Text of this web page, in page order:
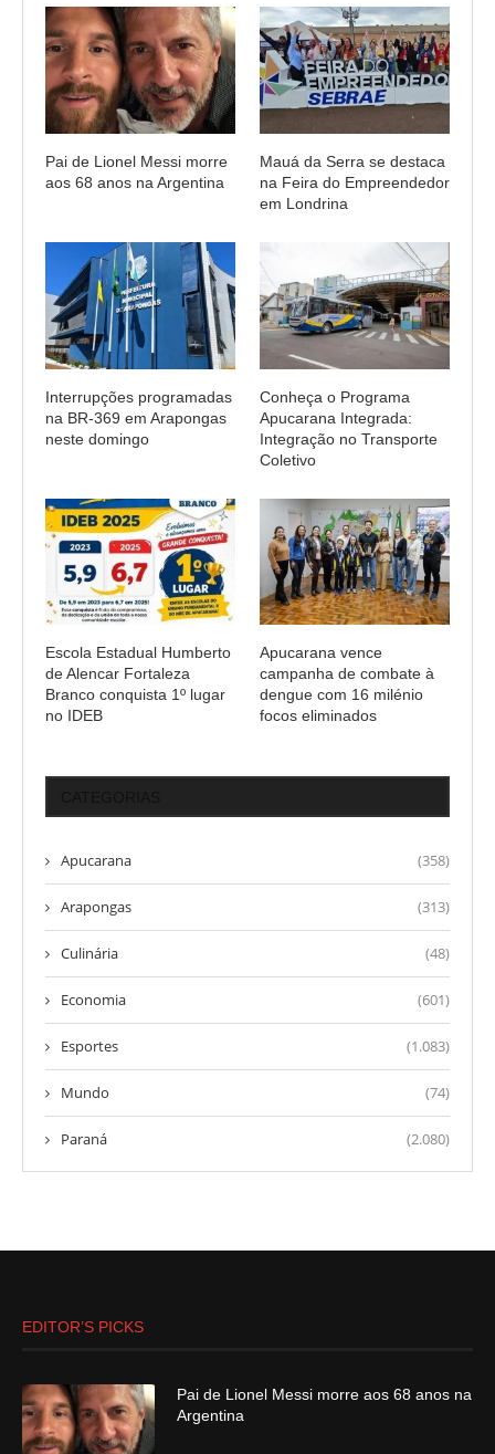
Pai de Lionel Messi morre
aos 68 anos na Argentina
Mauá da Serra se destaca
na Feira do Empreendedor
em Londrina
Interrupções programadas
na BR-369 em Arapongas
neste domingo
Conheça o Programa
Apucarana Integrada:
Integração no Transporte
Coletivo
Escola Estadual Humberto
de Alencar Fortaleza
Branco conquista 1º lugar
no IDEB
Apucarana vence
campanha de combate à
dengue com 16 milénio
focos eliminados
Apucarana (358)
Arapongas (313)
Culinária (48)
Economia (601)
Esportes (1.083)
Mundo (74)
Paraná (2.080)
EDITOR’S PICKS
Pai de Lionel Messi morre aos 68 anos na
Argentina